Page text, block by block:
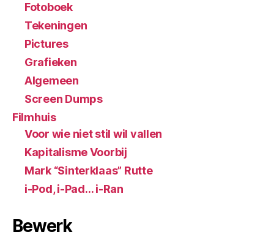
Fotoboek
Tekeningen
Pictures
Grafieken
Algemeen
Screen Dumps
Filmhuis
Voor wie niet stil wil vallen
Kapitalisme Voorbij
Mark “Sinterklaas” Rutte
i-Pod, i-Pad… i-Ran
Bewerk